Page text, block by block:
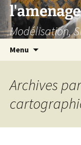
Aller
contenu
Modélisation,
Menu
Archives